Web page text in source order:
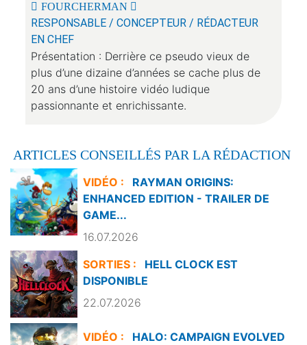
FOURCHERMAN
RESPONSABLE / CONCEPTEUR / RÉDACTEUR
EN CHEF
Présentation : Derrière ce pseudo vieux de
plus d’une dizaine d’années se cache plus de
20 ans d’une histoire vidéo ludique
passionnante et enrichissante.
ARTICLES CONSEILLÉS PAR LA RÉDACTION
VIDÉO :
RAYMAN ORIGINS:
ENHANCED EDITION - TRAILER DE
GAME...
16.07.2026
SORTIES :
HELL CLOCK EST
DISPONIBLE
22.07.2026
VIDÉO :
HALO: CAMPAIGN EVOLVED